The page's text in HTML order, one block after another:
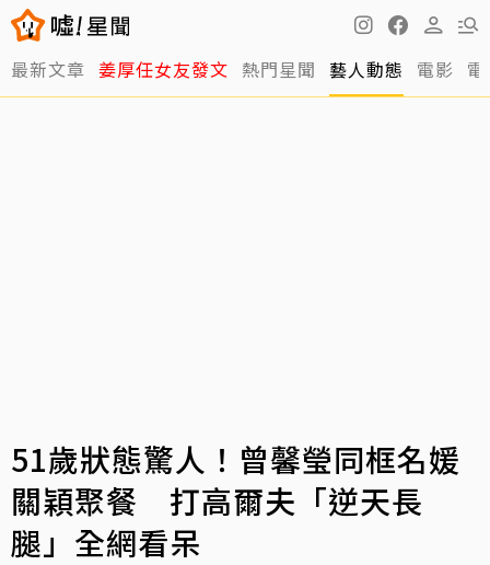
最新文章 姜厚任女友發文 熱門星聞 藝人動態 電影
51歲狀態驚人！曾馨瑩同框名媛
關穎聚餐 打高爾夫「逆天長
腿」全網看呆